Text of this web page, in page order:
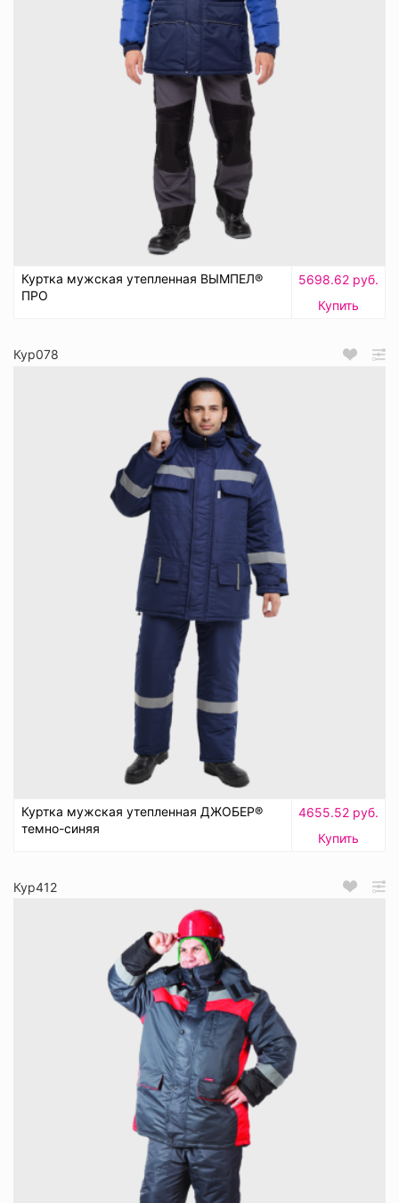
Куртка мужская утепленная ВЫМПЕЛ®
ПРО
5698.62 руб.
Купить
Кур078
Куртка мужская утепленная ДЖОБЕР®
темно-синяя
4655.52 руб.
Купить
Кур412